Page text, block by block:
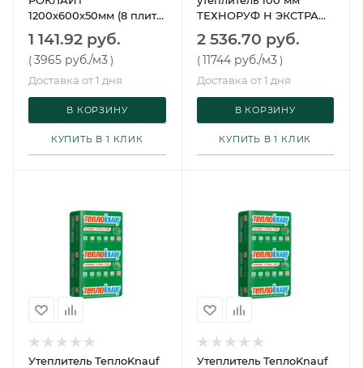
1200х600х50мм (8 плит)
ТЕХНОНИКОЛЬ
1 141.92 руб.
(3965 руб./м3 )
Доставка от 1 дня
В КОРЗИНУ
КУПИТЬ В 1 КЛИК
ТЕХНОРУФ Н ЭКСТРА
1200х600х100 мм (3
плиты)
2 536.70 руб.
(11744 руб./м3 )
Доставка от 1 дня
В КОРЗИНУ
КУПИТЬ В 1 КЛИК
Утеплитель ТеплоKnauf
Утеплитель ТеплоKnauf